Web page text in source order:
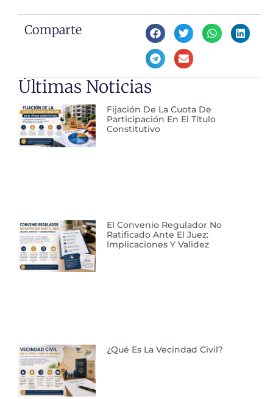
Comparte
Últimas Noticias
Fijación De La Cuota De
Participación En El Título
Constitutivo
El Convenio Regulador No
Ratificado Ante El Juez:
Implicaciones Y Validez
¿Qué Es La Vecindad Civil?